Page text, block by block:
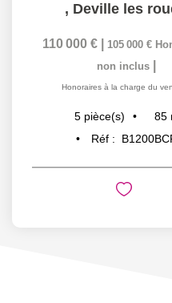
, Deville les
110 000 € 105 000 €
non inclus
Honoraires à la charge du
5 pièce(s) 85
Réf :